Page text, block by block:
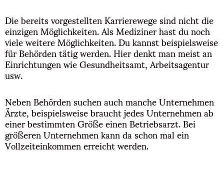
Die bereits vorgestellten Karrierewege sind nicht die
einzigen Möglichkeiten. Als Mediziner hast du noch
viele weitere Möglichkeiten. Du kannst beispielsweise
für Behörden tätig werden. Hier denkt man meist an
Einrichtungen wie Gesundheitsamt, Arbeitsagentur
usw.
Neben Behörden suchen auch manche Unternehmen
Ärzte, beispielsweise braucht jedes Unternehmen ab
einer bestimmten Größe einen Betriebsarzt. Bei
größeren Unternehmen kann da schon mal ein
Vollzeiteinkommen erreicht werden.